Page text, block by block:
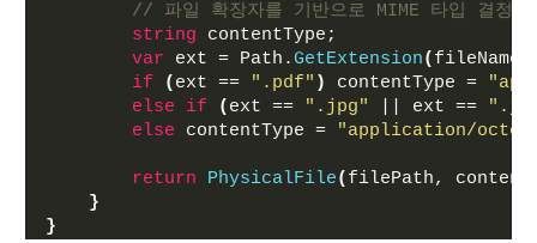
// 파일 확장자를 기반으로 MIME 타입 결정
string contentType;
var ext = Path.GetExtension( fileName
if
( ext == ".pdf" ) contentType =
else
if ( ext == ".jpg" || ext ==
else contentType = "application/
return PhysicalFile( filePath,
}
}